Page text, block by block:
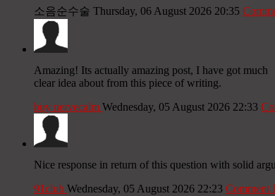
소음순수술 Thursday, 06 August 2026 20:35
Amazing! Its actually amazing post, I have got much
clear idea about from this piece of writing.
buy nervecalm Wednesday, 05 August 2026 22:33
Nice response in return of this question with solid
91club Wednesday, 05 August 2026 22:23 Comment